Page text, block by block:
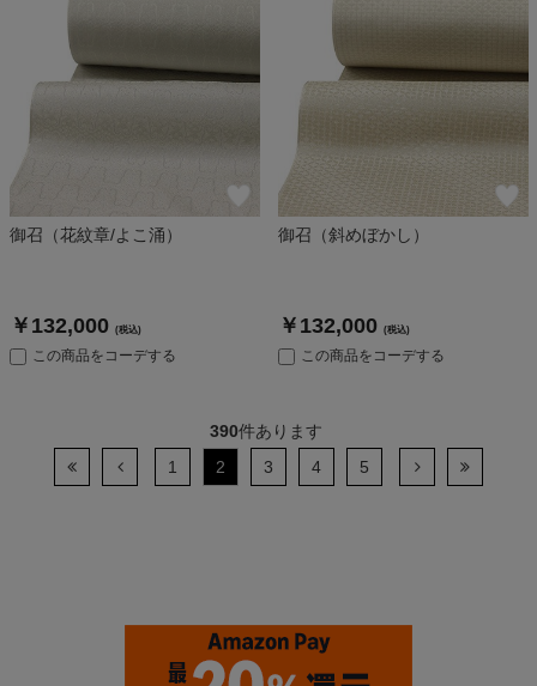
御召（花紋章/よこ涌）
￥132,000 (税込)
この商品をコーデする
御召（斜めぼかし）
￥132,000 (税込)
この商品をコーデする
390件あります
1
2 3 4 5